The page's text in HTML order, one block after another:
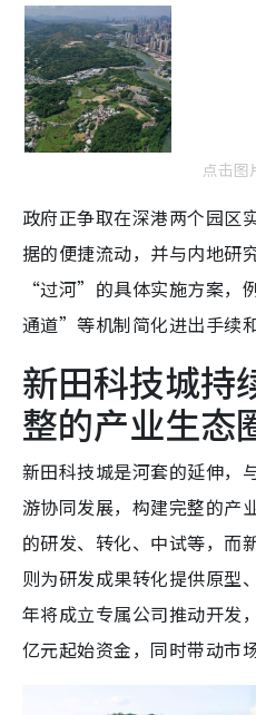
点击图
政府正争取在深港两个园区
据的便捷流动，并与内地研
“过河”的具体实施方案
通道”等机制简化进出手续
新田科技城持
整的产业生态
新田科技城是河套的延伸，
游协同发展，构建完整的产
的研发、转化、中试等，而
则为研发成果转化提供原型
年将成立专属公司推动开发
亿元起始资金，同时带动市